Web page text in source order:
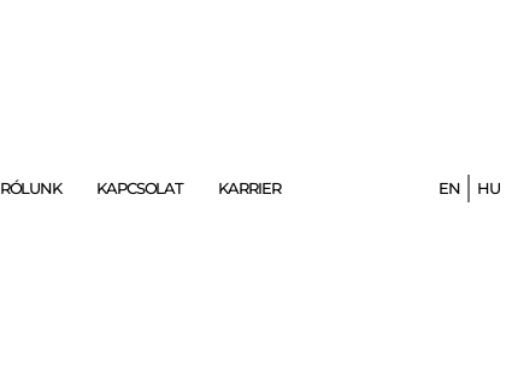
RÓLUNK KAPCSOLAT KARRIER EN HU